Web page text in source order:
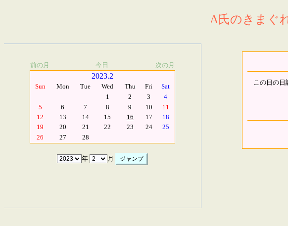
A氏のきまぐ
前の月 今日 次の月
2023.2
Sun Mon Tue Wed Thu Fri
Sat
1
2 3
4
5
6 7 8 9 10
11
12
13 14 15 16 17
18
19
20 21 22 23 24
25
26
27 28
年 月
この日の日